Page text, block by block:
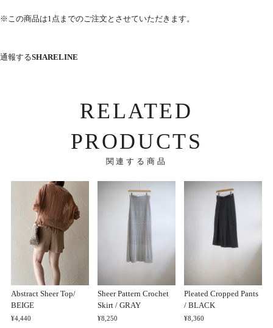
※この商品は1点までのご注文とさせていただきます。
通報するSHARELINE
RELATED
PRODUCTS
関連する商品
Abstract Sheer Top/
BEIGE
¥4,440
Sheer Pattern Crochet
Skirt / GRAY
¥8,250
Pleated Cropped Pants
/ BLACK
¥8,360